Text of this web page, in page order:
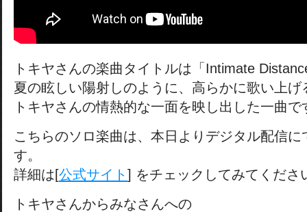
トキヤさんの楽曲タイトルは「Intimate
夏の眩しい陽射しのように、高らかに歌い上げ
トキヤさんの情熱的な一面を映し出した一曲で
こちらのソロ楽曲は、本日よりデジタル配信
す。
詳細は[公式サイト ] をチェックしてみてくださ
トキヤさんからみなさんへの